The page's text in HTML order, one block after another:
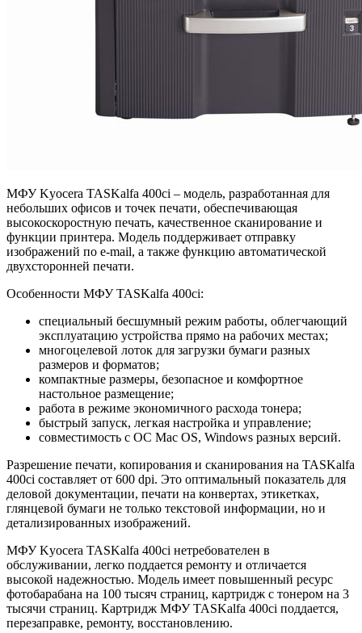
МФУ Kyocera TASKalfa 400ci – модель, разработанная для
небольших офисов и точек печати, обеспечивающая
высокоскоростную печать, качественное сканирование и
функции принтера. Модель поддерживает отправку
изображений по e-mail, а также функцию автоматической
двухсторонней печати.
Особенности МФУ TASKalfa 400ci:
специальный бесшумный режим работы, облегчающий
эксплуатацию устройства прямо на рабочих местах;
многоцелевой лоток для загрузки бумаги разных
размеров и форматов;
компактные размеры, безопасное и комфортное
настольное размещение;
работа в режиме экономичного расхода тонера;
быстрый запуск, легкая настройка и управление;
совместимость с ОС Mac OS, Windows разных версий.
Разрешение печати, копирования и сканирования на TASKalfa
400ci составляет от 600 dpi. Это оптимальный показатель для
деловой документации, печати на конвертах, этикетках,
глянцевой бумаги не только текстовой информации, но и
детализированных изображений.
МФУ Kyocera TASKalfa 400ci нетребователен в
обслуживании, легко поддается ремонту и отличается
высокой надежностью. Модель имеет повышенный ресурс
фотобарабана на 100 тысяч страниц, картридж с тонером на 3
тысячи страниц. Картридж МФУ TASKalfa 400ci поддается,
перезаправке, ремонту, восстановлению.